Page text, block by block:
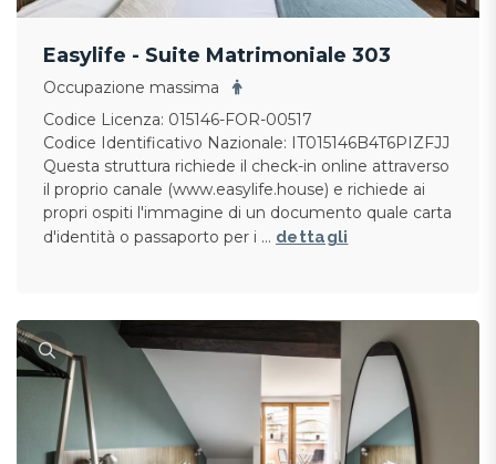
Easylife - Suite Matrimoniale 303
Occupazione massima
Codice Licenza: 015146-FOR-00517
Codice Identificativo Nazionale: IT015146B4T6PIZFJJ
Questa struttura richiede il check-in online attraverso
il proprio canale (www.easylife.house) e richiede ai
propri ospiti l'immagine di un documento quale carta
d'identità o passaporto per i … dettagli